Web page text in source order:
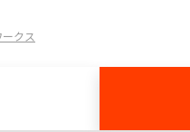
クス